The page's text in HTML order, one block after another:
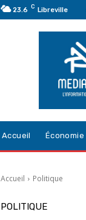
23.6 C Libreville
Accueil Économie
Accueil Politique
POLITIQUE